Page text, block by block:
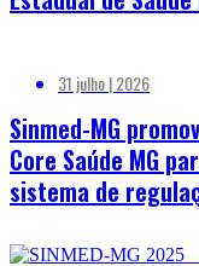
31 julho | 2026
Sinmed-MG
Core Saúde MG
sistema de